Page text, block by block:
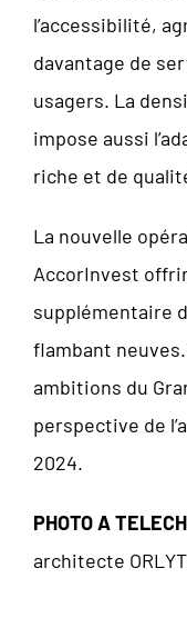
l’accessibilité,
davantage de
usagers. La
impose aussi
riche et de
La nouvelle
AccorInvest
supplémentaire
flambant
ambitions du
perspective de
2024.
PHOTO A
architecte